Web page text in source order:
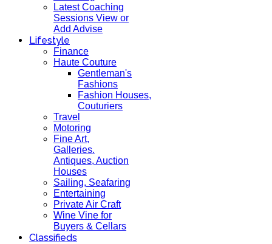
Latest Coaching
Sessions View or
Add Advise
Lifestyle
Finance
Haute Couture
Gentleman's
Fashions
Fashion Houses,
Couturiers
Travel
Motoring
Fine Art,
Galleries.
Antiques, Auction
Houses
Sailing, Seafaring
Entertaining
Private Air Craft
Wine Vine for
Buyers & Cellars
Classifieds